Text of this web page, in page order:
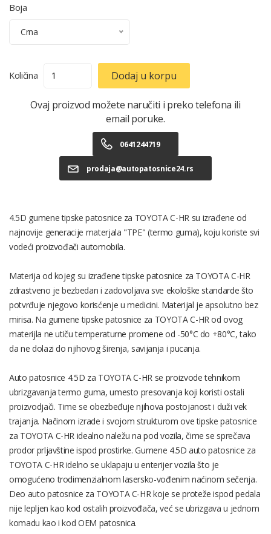
Boja
Crna
Količina Dodaj u korpu
Ovaj proizvod možete naručiti i preko telefona ili
email poruke.
0641244719
prodaja@autopatosnice24.rs
4.5D gumene tipske patosnice za TOYOTA C-HR su izrađene od
najnovije generacije materjala "TPE" (termo guma), koju koriste svi
vodeći proizvođači automobila.
Materija od kojeg su izrađene tipske patosnice za TOYOTA C-HR
zdrastveno je bezbedan i zadovoljava sve ekološke standarde što
potvrđuje njegovo korisćenje u medicini. Materijal je apsolutno bez
mirisa. Na gumene tipske patosnice za TOYOTA C-HR od ovog
materijla ne utiču temperaturne promene od -50°C do +80°C, tako
da ne dolazi do njihovog širenja, savijanja i pucanja.
Auto patosnice 4.5D za TOYOTA C-HR se proizvode tehnikom
ubrizgavanja termo guma, umesto presovanja koji koristi ostali
proizvodjači. Time se obezbeđuje njihova postojanost i duži vek
trajanja. Načinom izrade i svojom strukturom ove tipske patosnice
za TOYOTA C-HR idealno naležu na pod vozila, čime se sprečava
prodor prljavštine ispod prostirke. Gumene 4.5D auto patosnice za
TOYOTA C-HR idelno se uklapaju u enterijer vozila što je
omogućeno trodimenzialnom lasersko-vođenim naćinom sečenja.
Deo auto patosnice za TOYOTA C-HR koje se proteže ispod pedala
nije lepljen kao kod ostalih proizvođača, već se ubrizgava u jednom
komadu kao i kod OEM patosnica.